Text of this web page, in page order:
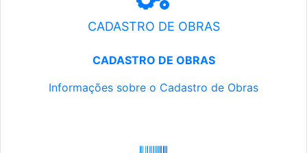
CADASTRO DE OBRAS
CADASTRO DE OBRAS
Informações sobre o Cadastro de Obras